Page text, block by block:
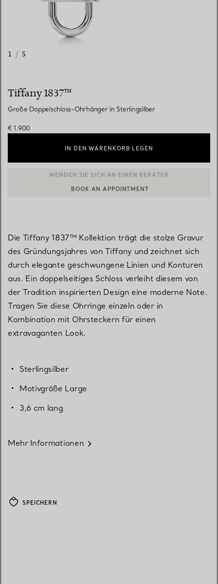
1 / 5
Tiffany 1837™
Große Doppelschloss-Ohrhänger in Sterlingsilber
€ 1.900
IN DEN WARENKORB LEGEN
EINEN KUNDENBERATER KONTAKTIEREN ODER EINEN
Die Tiffany 1837™ Kollektion trägt die stolze Gravur
des Gründungsjahres von Tiffany und zeichnet sich
durch elegante geschwungene Linien und Konturen
aus. Ein doppelseitiges Schloss verleiht diesem von
der Tradition inspirierten Design eine moderne Note.
Tragen Sie diese Ohrringe einzeln oder in
Kombination mit Ohrsteckern für einen
extravaganten Look.
Sterlingsilber
Motivgröße Large
3,6 cm lang
Mehr Informationen
SPEICHERN